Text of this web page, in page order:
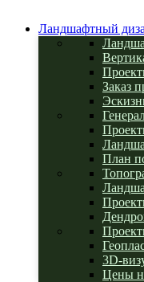
Ландшафтный
Заказ
План
3D-
Цены